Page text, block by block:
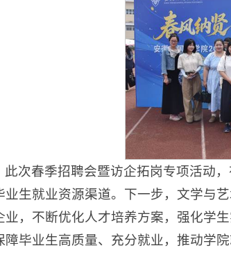
此次春季招聘会暨访企拓岗专项活动
业生就业资源渠道。下一步，文学与
业，不断优化人才培养方案，强化学
障毕业生高质量、充分就业，推动学